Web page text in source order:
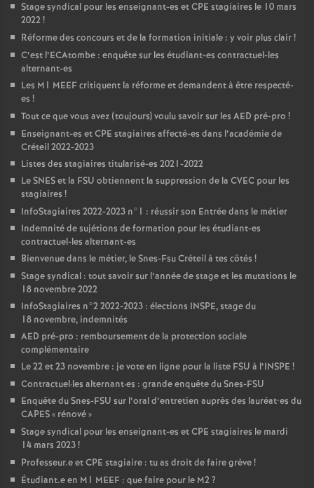
Stage syndical pour les enseignant-es etCPE stagiaires le 10 mars
2022!
Réforme des concours et de la formation initiale : y voir plus clair!
C’est l’ECAtombe : enquête sur les étudiant-es contractuel-les
alternant-es
Les M1 MEEFcritiquent la réforme et demandent à être respecté-
es !
Tout ce que vous avez (toujours) voulu savoir sur les AED pré-pro !
Enseignant-es etCPE stagiaires affecté-es dans l’académie de
Créteil 2022-2023
Listes des stagiaires titularisé-es 2021-2022
LeSNESet la FSU obtiennent la suppression de la CVEC pour les
stagiaires !
InfoStagiaires 2022-2023 n°1 : réussir son Entrée dans le métier
Indemnité de sujétions de formation pour les étudiant-es
contractuel-les alternant-es
Bienvenue dans le métier, le Snes-Fsu Créteil à tes côtés !
Stage syndical : tout savoir sur l’année de stage et les mutations le
18 novembre 2022
InfoStagiaires n°2 2022-2023 : élections INSPE, stage du
18 novembre, indemnités
AED pré-pro : remboursement de la protection sociale
complémentaire
Le 22 et 23 novembre : je vote en ligne pour la liste FSU à l’INSPE !
Contractuel·les alternant·es : grande enquête du Snes-FSU
Enquête du Snes-FSU sur l’oral d’entretien auprès des lauréat•es du
CAPES« rénové»
Stage syndical pour les enseignant-es etCPE stagiaires le mardi
14 mars 2023!
Professeur.e etCPE stagiaire : tu as droit de faire grève!
Étudiant.e en M1 MEEF : que faire pour le M2?